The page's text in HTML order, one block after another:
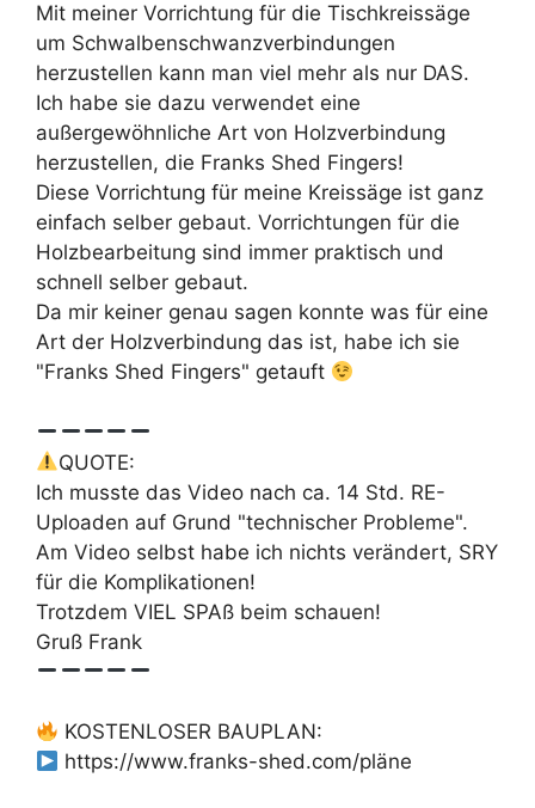
Mit meiner Vorrichtung für die Tischkreissäge
um Schwalbenschwanzverbindungen
herzustellen kann man viel mehr als nur DAS.
Ich habe sie dazu verwendet eine
außergewöhnliche Art von Holzverbindung
herzustellen, die Franks Shed Fingers!
Diese Vorrichtung für meine Kreissäge ist ganz
einfach selber gebaut. Vorrichtungen für die
Holzbearbeitung sind immer praktisch und
schnell selber gebaut.
Da mir keiner genau sagen konnte was für eine
Art der Holzverbindung das ist, habe ich sie
"Franks Shed Fingers" getauft
QUOTE:
Ich musste das Video nach ca. 14 Std. RE-
Uploaden auf Grund "technischer Probleme".
Am Video selbst habe ich nichts verändert, SRY
für die Komplikationen!
Trotzdem VIEL SPAß beim schauen!
Gruß Frank
KOSTENLOSER BAUPLAN:
https://www.franks-shed.com/pläne